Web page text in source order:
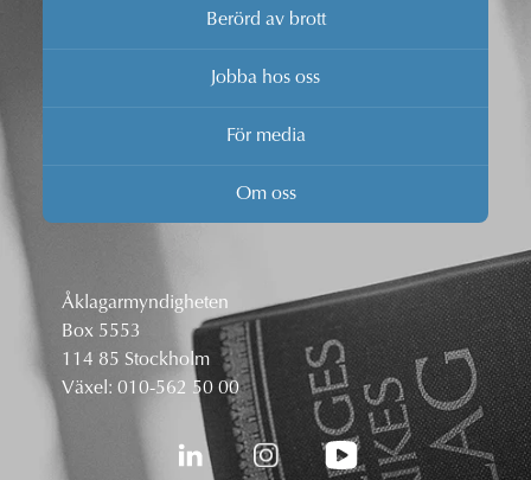
Berörd av brott
Jobba hos oss
För media
Om oss
Åklagarmyndigheten
Box 5553
114 85 Stockholm
Växel: 010-562 50 00